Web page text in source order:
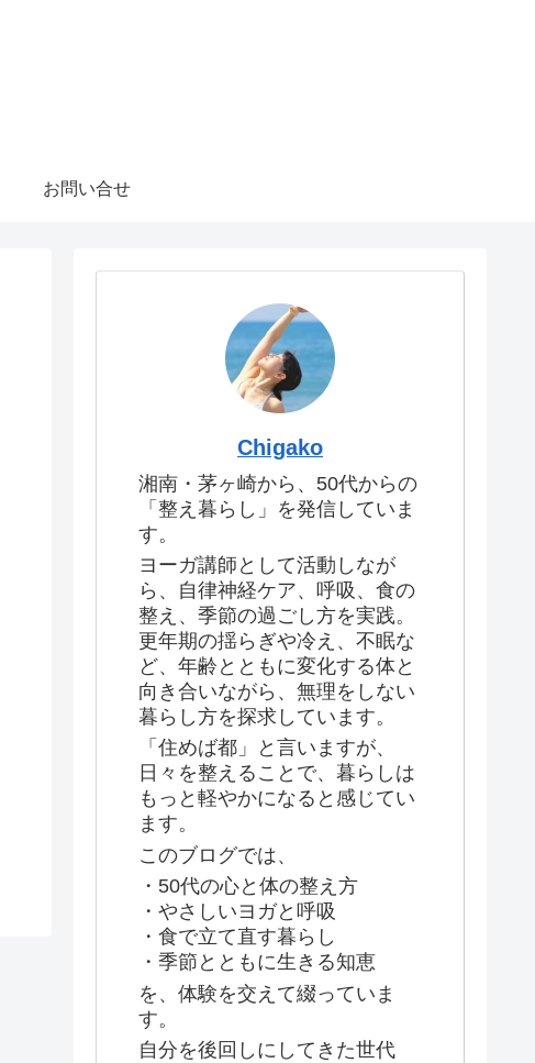
お問い合せ
Chigako
湘南・茅ヶ崎から、50代からの
「整え暮らし」を発信していま
す。
ヨーガ講師として活動しなが
ら、自律神経ケア、呼吸、食の
整え、季節の過ごし方を実践。
更年期の揺らぎや冷え、不眠な
ど、年齢とともに変化する体と
向き合いながら、無理をしない
暮らし方を探求しています。
「住めば都」と言いますが、
日々を整えることで、暮らしは
もっと軽やかになると感じてい
ます。
このブログでは、
・50代の心と体の整え方
・やさしいヨガと呼吸
・食で立て直す暮らし
・季節とともに生きる知恵
を、体験を交えて綴っていま
す。
自分を後回しにしてきた世代